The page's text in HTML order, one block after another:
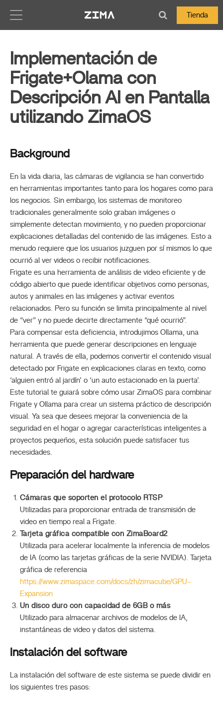
Tienda
Implementación de
Frigate+Olama con
Descripción AI en Pantalla
utilizando ZimaOS
Background
En la vida diaria, las cámaras de vigilancia se han convertido
en herramientas importantes tanto para los hogares como para
los negocios. Sin embargo, los sistemas de monitoreo
tradicionales generalmente solo graban imágenes o
simplemente detectan movimiento, y no pueden proporcionar
explicaciones detalladas del contenido de las imágenes. Esto a
menudo requiere que los usuarios juzguen por sí mismos lo que
ocurrió al ver videos o recibir notificaciones.
Frigate es una herramienta de análisis de video eficiente y de
código abierto que puede identificar objetivos como personas,
autos y animales en las imágenes y activar eventos
relacionados. Pero su función se limita principalmente al nivel
de “ver” y no puede decirte directamente “qué ocurrió”.
Para compensar esta deficiencia, introdujimos Ollama, una
herramienta que puede generar descripciones en lenguaje
natural. A través de ella, podemos convertir el contenido visual
detectado por Frigate en explicaciones claras en texto, como
‘alguien entró al jardín’ o ‘un auto estacionado en la puerta’.
Este tutorial te guiará sobre cómo usar ZimaOS para combinar
Frigate y Ollama para crear un sistema práctico de descripción
visual. Ya sea que desees mejorar la conveniencia de la
seguridad en el hogar o agregar características inteligentes a
proyectos pequeños, esta solución puede satisfacer tus
necesidades.
Preparación del hardware
Cámaras que soporten el protocolo RTSP
Utilizadas para proporcionar entrada de transmisión de
video en tiempo real a Frigate.
Tarjeta gráfica compatible con ZimaBoard2
Utilizada para acelerar localmente la inferencia de modelos
de IA (como las tarjetas gráficas de la serie NVIDIA). Tarjeta
gráfica de referencia
https://www.zimaspace.com/docs/zh/zimacube/GPU-
Expansion
Un disco duro con capacidad de 6GB o más
Utilizado para almacenar archivos de modelos de IA,
instantáneas de video y datos del sistema.
Instalación del software
La instalación del software de este sistema se puede dividir en
los siguientes tres pasos: